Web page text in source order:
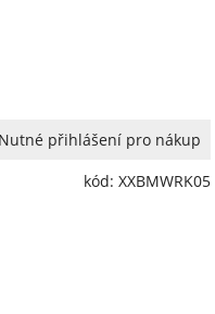
přihlášení pro nákup
kód: XXBMWRK05